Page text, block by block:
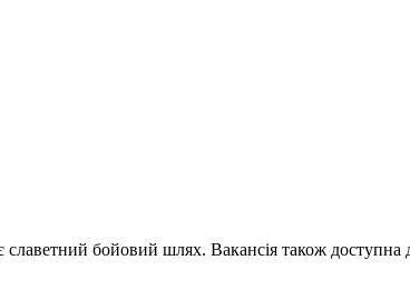
славетний бойовий шлях. Вакансія також